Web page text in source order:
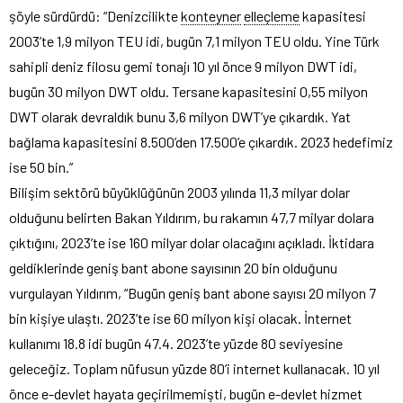
şöyle sürdürdü: “Denizciliktekonteynerelleçlemekapasitesi
2003’te 1,9 milyon TEU idi, bugün 7,1 milyon TEU oldu. Yine Türk
sahipli deniz filosu gemi tonajı 10 yıl önce 9 milyon DWT idi,
bugün 30 milyon DWT oldu. Tersane kapasitesini 0,55 milyon
DWT olarak devraldık bunu 3,6 milyon DWT’ye çıkardık. Yat
bağlama kapasitesini 8.500’den 17.500’e çıkardık. 2023 hedefimiz
ise 50 bin.”
Bilişim sektörü büyüklüğünün 2003 yılında 11,3 milyar dolar
olduğunu belirten Bakan Yıldırım, bu rakamın 47,7 milyar dolara
çıktığını, 2023’te ise 160 milyar dolar olacağını açıkladı. İktidara
geldiklerinde geniş bant abone sayısının 20 bin olduğunu
vurgulayan Yıldırım, “Bugün geniş bant abone sayısı 20 milyon 7
bin kişiye ulaştı. 2023’te ise 60 milyon kişi olacak. İnternet
kullanımı 18.8 idi bugün 47.4. 2023’te yüzde 80 seviyesine
geleceğiz. Toplam nüfusun yüzde 80’i internet kullanacak. 10 yıl
önce e-devlet hayata geçirilmemişti, bugün e-devlet hizmet